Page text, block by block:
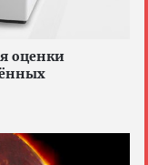
оценки